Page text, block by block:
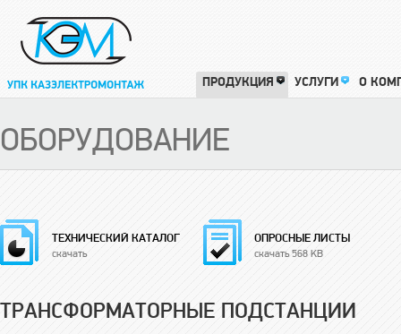
ПРОДУКЦИЯ УСЛУГИ О
ОБОРУДОВАНИЕ
ТЕХНИЧЕСКИЙ КАТАЛОГ
скачать
ОПРОСНЫЕ ЛИСТЫ
скачать 568 KB
ТРАНСФОРМАТОРНЫЕ ПОДСТАНЦИИ